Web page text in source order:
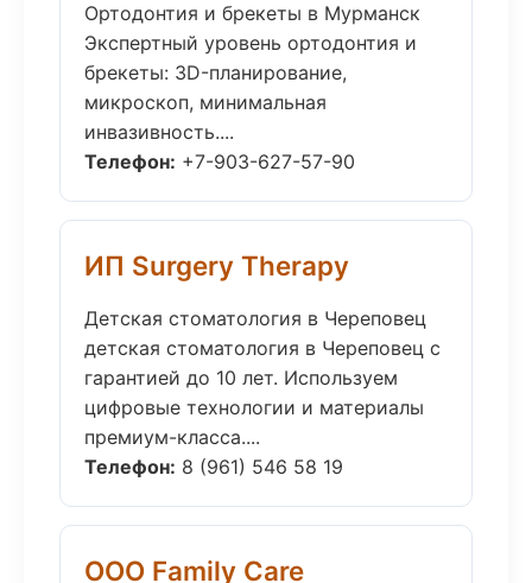
Ортодонтия и брекеты в Мурманск
Экспертный уровень ортодонтия и
брекеты: 3D-планирование,
микроскоп, минимальная
инвазивность....
Телефон: +7-903-627-57-90
ИП Surgery Therapy
Детская стоматология в Череповец
детская стоматология в Череповец с
гарантией до 10 лет. Используем
цифровые технологии и материалы
премиум-класса....
Телефон: 8 (961) 546 58 19
ООО Family Care